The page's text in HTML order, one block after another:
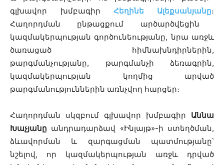
գլխավոր խմբագիրՀեղինե Ալեքսանյանը։
Հաղորդման ընթացքում արծարծվեցին
կազմակերպության գործունեությանը, նրա առջև
ծառացած հիմնախնդիրներին,
թարգմանչությանը, թարգմանչի ձեռագրին,
կազմակերպության կողմից արված
թարգմանություններին առնչվող հարցեր։
Հաղորդման սկզբում գլխավոր խմբագիր Աննա
Խաչյանը անդրադարձավ «Ինլայթ»-ի ստեղծման,
ձևավորման և զարգացման պատմությանը՝
նշելով, որ կազմակերպության առջև դրված